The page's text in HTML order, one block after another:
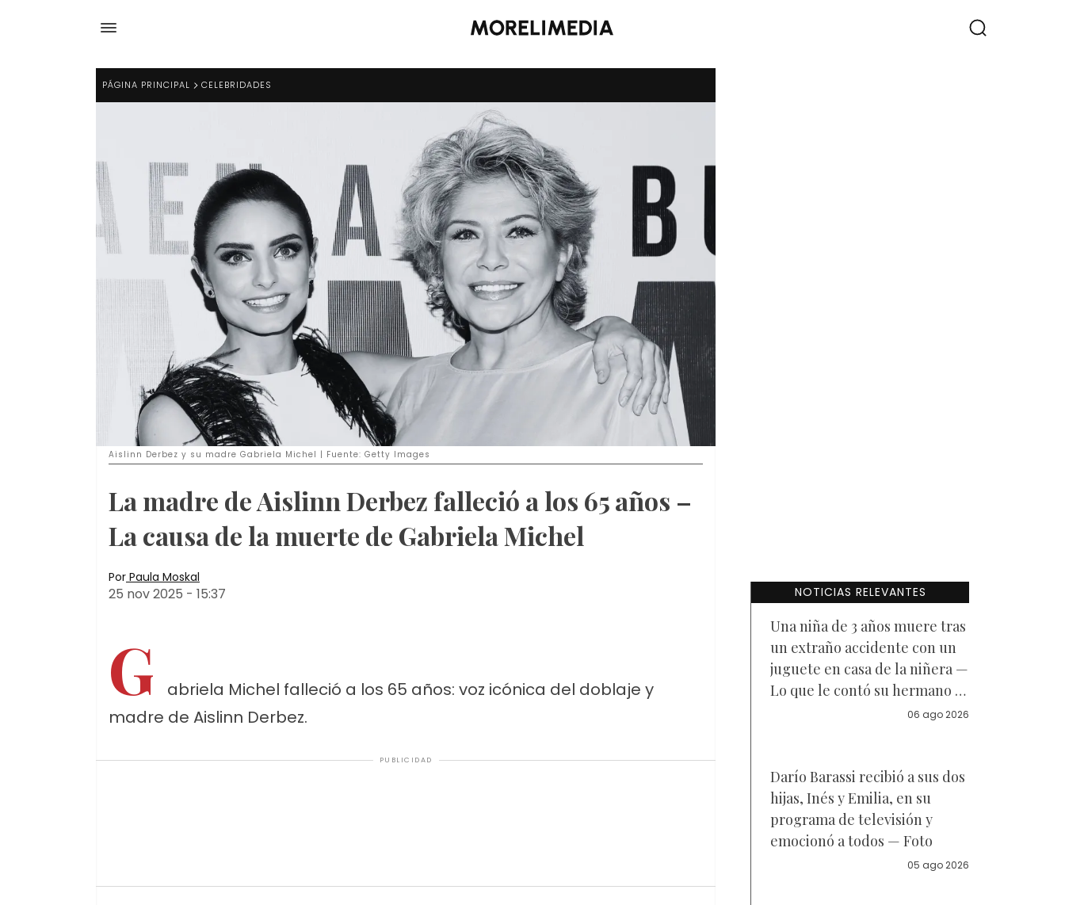
PÁGINA PRINCIPAL CELEBRIDADES
Aislinn Derbez y su madre Gabriela Michel | Fuente: Getty Images
La madre de Aislinn Derbez falleció a los 65 años –
La causa de la muerte de Gabriela Michel
Por Paula Moskal
25 nov 2025 - 15:37
G
abriela Michel falleció a los 65 años: voz icónica del doblaje y
madre de Aislinn Derbez.
PUBLICIDAD
NOTICIAS RELEVANTES
Una niña de 3 años muere tras
un extraño accidente con un
juguete en casa de la niñera —
Lo que le contó su hermano a
06 ago 2026
Darío Barassi recibió a sus dos
hijas, Inés y Emilia, en su
programa de televisión y
emocionó a todos — Foto
05 ago 2026